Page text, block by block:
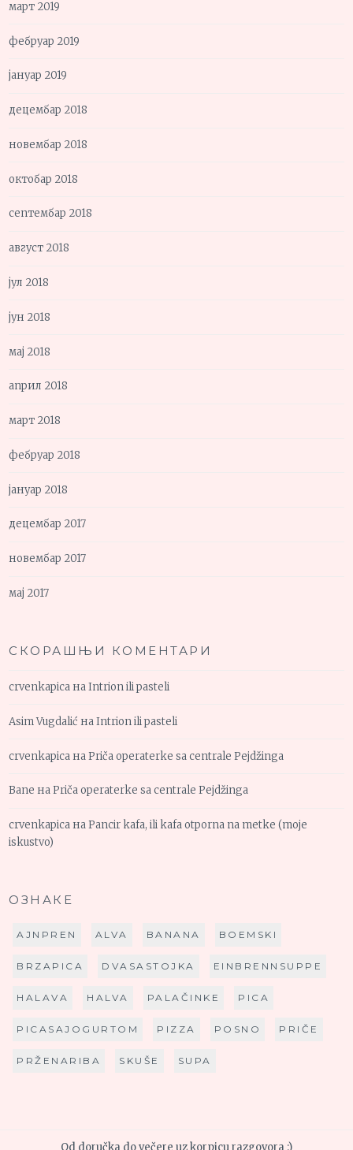
март 2019
фебруар 2019
јануар 2019
децембар 2018
новембар 2018
октобар 2018
септембар 2018
август 2018
јул 2018
јун 2018
мај 2018
април 2018
март 2018
фебруар 2018
јануар 2018
децембар 2017
новембар 2017
мај 2017
СКОРАШЊИ КОМЕНТАРИ
crvenkapica наIntrion ili pasteli
Asim Vugdalić наIntrion ili pasteli
crvenkapica наPriča operaterke sa centrale Pejdžinga
Bane наPriča operaterke sa centrale Pejdžinga
crvenkapica наPancir kafa, ili kafa otporna na metke (moje
iskustvo)
ОЗНАКЕ
AJNPREN ALVA BANANA BOEMSKI
BRZAPICA DVASASTOJKA EINBRENNSUPPE
HALAVA HALVA PALAČINKE PICA
PICASAJOGURTOM PIZZA POSNO PRIČE
PRŽENARIBA SKUŠE SUPA